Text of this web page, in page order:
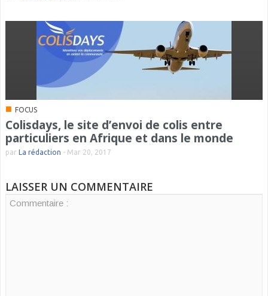
■ FOCUS
Colisdays, le site d’envoi de colis entre
particuliers en Afrique et dans le monde
par La rédaction - Mar 20, 2017
LAISSER UN COMMENTAIRE